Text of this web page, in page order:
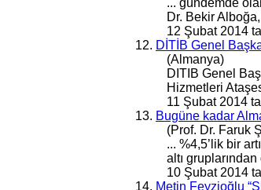
Dr. Bekir
12 Şubat 2014
12. DİTİB Genel
(Almanya)
DITIB Genel
Hizmetleri
11 Şubat 2014
13. Bugüne kadar
(Prof. Dr. Faruk
... %4,5’lik bir
altı
10 Şubat 2014
14. Metin Feyzioğlu